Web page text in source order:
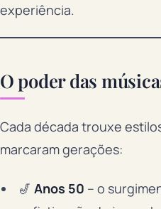
experiência.
O poder das
Cada década trouxe
marcaram gerações:
🎷 Anos 50 – o